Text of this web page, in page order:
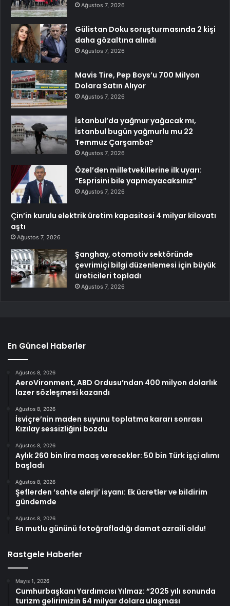
Ağustos 7, 2026
Gülistan Doku soruşturmasında 2 kişi
daha gözaltına alındı
Ağustos 7, 2026
Mavis Tire, Pep Boys’u 700 Milyon
Dolara Satın Alıyor
Ağustos 7, 2026
İstanbul’da yağmur yağacak mı,
İstanbul bugün yağmurlu mu 22
Temmuz Çarşamba?
Ağustos 7, 2026
Özel’den milletvekillerine ilk uyarı:
“Esprisini bile yapmayacaksınız”
Ağustos 7, 2026
Çin’in kurulu elektrik üretim kapasitesi 4 milyar kilovatı
aştı
Ağustos 7, 2026
Şanghay, otomotiv sektöründe
çevrimiçi bilgi düzenlemesi için büyük
üreticileri topladı
Ağustos 7, 2026
En Güncel Haberler
Ağustos 8, 2026
AeroVironment, ABD Ordusu’ndan 400 milyon dolarlık
lazer sözleşmesi kazandı
Ağustos 8, 2026
İsviçre’nin maden suyunu toplatma kararı sonrası
Kızılay sessizliğini bozdu
Ağustos 8, 2026
Aylık 260 bin lira maaş verecekler: 50 bin Türk işçi alımı
başladı
Ağustos 8, 2026
Şeflerden ‘sahte alerji’ isyanı: Ek ücretler ve bildirim
gündemde
Ağustos 8, 2026
En mutlu gününü fotoğrafladığı damat azraili oldu!
Rastgele Haberler
Mayıs 1, 2026
Cumhurbaşkanı Yardımcısı Yılmaz: “2025 yılı sonunda
turizm gelirimizin 64 milyar dolara ulaşması